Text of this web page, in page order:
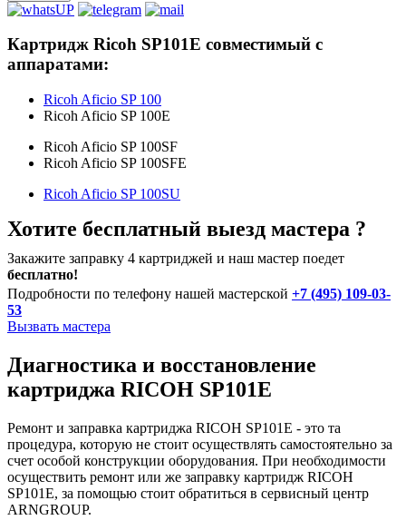
Картридж Ricoh SP101E совместимый с
аппаратами:
Ricoh Aficio SP 100
Ricoh Aficio SP 100E
Ricoh Aficio SP 100SF
Ricoh Aficio SP 100SFE
Ricoh Aficio SP 100SU
Хотите бесплатный выезд мастера ?
Закажите заправку 4 картриджей и наш мастер поедет
бесплатно!
Подробности по телефону нашей мастерской +7 (495) 109-03-
53
Вызвать мастера
Диагностика и восстановление
картриджа RICOH SP101E
Ремонт и заправка картриджа RICOH SP101E - это та
процедура, которую не стоит осуществлять самостоятельно за
счет особой конструкции оборудования. При необходимости
осуществить ремонт или же заправку картридж RICOH
SP101E, за помощью стоит обратиться в сервисный центр
ARNGROUP.